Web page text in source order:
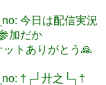
今日は配信実況
加だか
ットありがとう🙏
†┌┘廾之└┐†